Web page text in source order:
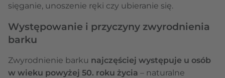
sięganie, unoszenie ręki czy ubieranie się.
Występowanie i przyczyny zwyrodnienia
barku
Zwyrodnienie barku najczęściej występuje u osób
w wieku powyżej 50. roku życia – naturalne